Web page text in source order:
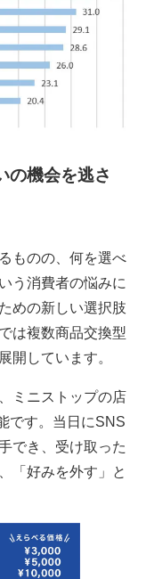
の機会を逃さ
ものの、何を選べ
う消費者の悩みに
めの新しい選択肢
は複数商品交換型
開しています。
ミニストップの店
です。当日にSNS
でき、受け取った
「好みを外す」と